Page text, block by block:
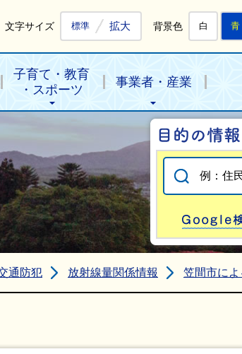
文字サイズ 標準 拡大 背景色 白 青
子育て・教育
・スポーツ
事業者・産業
通防犯 放射線量関係情報 笠間市に